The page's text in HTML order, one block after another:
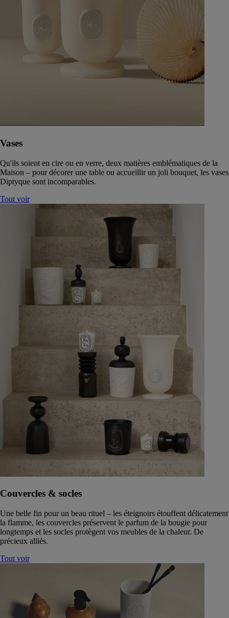
Vases
Qu'ils soient en cire ou en verre, deux matières emblématiques de la
Maison – pour décorer une table ou accueillir un joli bouquet, les vases
Diptyque sont incomparables.
Tout voir
Couvercles & socles
Une belle fin pour un beau rituel – les éteignoirs étouffent délicatement
la flamme, les couvercles préservent le parfum de la bougie pour
longtemps et les socles protègent vos meubles de la chaleur. De
précieux alliés.
Tout voir